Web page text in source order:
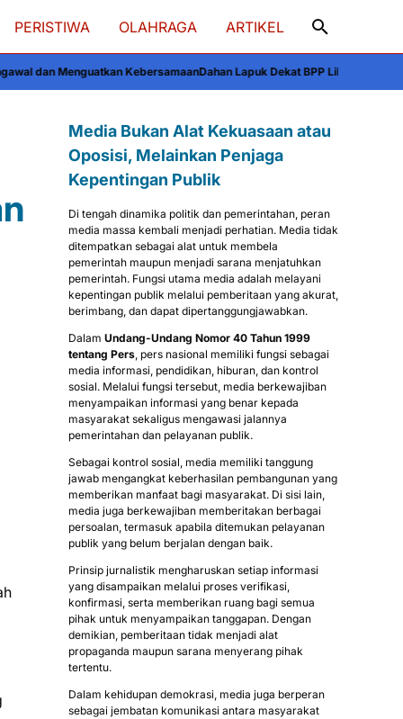
PERISTIWA OLAHRAGA ARTIKEL
KebersamaanDahan Lapuk Dekat BPP Liliriaja Soppeng Mengancam
Media Bukan Alat Kekuasaan atau
Oposisi, Melainkan Penjaga
Kepentingan Publik
Di tengah dinamika politik dan pemerintahan, peran
media massa kembali menjadi perhatian. Media tidak
ditempatkan sebagai alat untuk membela
pemerintah maupun menjadi sarana menjatuhkan
pemerintah. Fungsi utama media adalah melayani
kepentingan publik melalui pemberitaan yang akurat,
berimbang, dan dapat dipertanggungjawabkan.
Dalam Undang-Undang Nomor 40 Tahun 1999
tentang Pers, pers nasional memiliki fungsi sebagai
media informasi, pendidikan, hiburan, dan kontrol
sosial. Melalui fungsi tersebut, media berkewajiban
menyampaikan informasi yang benar kepada
masyarakat sekaligus mengawasi jalannya
pemerintahan dan pelayanan publik.
Sebagai kontrol sosial, media memiliki tanggung
jawab mengangkat keberhasilan pembangunan yang
memberikan manfaat bagi masyarakat. Di sisi lain,
media juga berkewajiban memberitakan berbagai
persoalan, termasuk apabila ditemukan pelayanan
publik yang belum berjalan dengan baik.
Prinsip jurnalistik mengharuskan setiap informasi
yang disampaikan melalui proses verifikasi,
konfirmasi, serta memberikan ruang bagi semua
pihak untuk menyampaikan tanggapan. Dengan
demikian, pemberitaan tidak menjadi alat
propaganda maupun sarana menyerang pihak
tertentu.
Dalam kehidupan demokrasi, media juga berperan
sebagai jembatan komunikasi antara masyarakat